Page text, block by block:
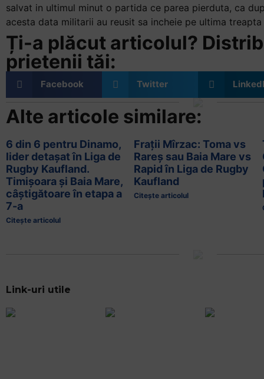
salvat in ultimul minut o partida ce parea pierduta, ca
acesta data militarii au reusit sa incheie pe ultima
Ți-a plăcut articolul?
prietenii tăi:
Facebook Twitter
Alte articole similare:
6 din 6 pentru Dinamo,
lider detașat în Liga de
Rugby Kaufland.
Timișoara și Baia Mare,
câștigătoare în etapa a
7-a
Citește articolul
Frații Mîrzac: Toma vs
Rareș sau Baia Mare vs
Rapid în Liga de Rugby
Kaufland
Citește articolul
Link-uri utile